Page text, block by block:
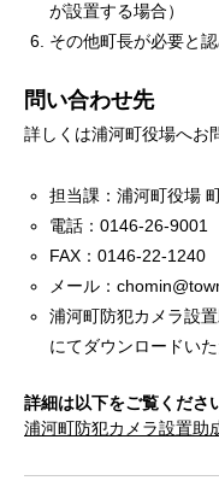
が設置する場合）
その他町長が必要と
問い合わせ先
詳しくは浦河町役場へお
担当課：浦河町役場
電話：0146-26-9001
FAX：0146-22-1240
メール：
浦河町防犯カメラ設
にてダウンロードいた
詳細は以下をご覧くださ
浦河町防犯カメラ設置助